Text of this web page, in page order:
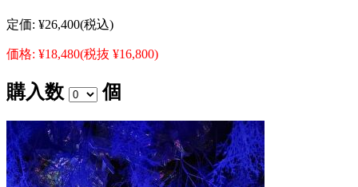
定価: ¥26,400(税込)
価格: ¥18,480(税抜 ¥16,800)
購入数 個